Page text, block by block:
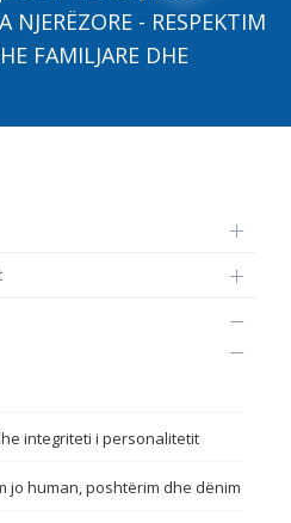
NJERËZORE - RESPEKTIM
FAMILJARE DHE
integriteti i personalitetit
jo human, poshtërim dhe dënim